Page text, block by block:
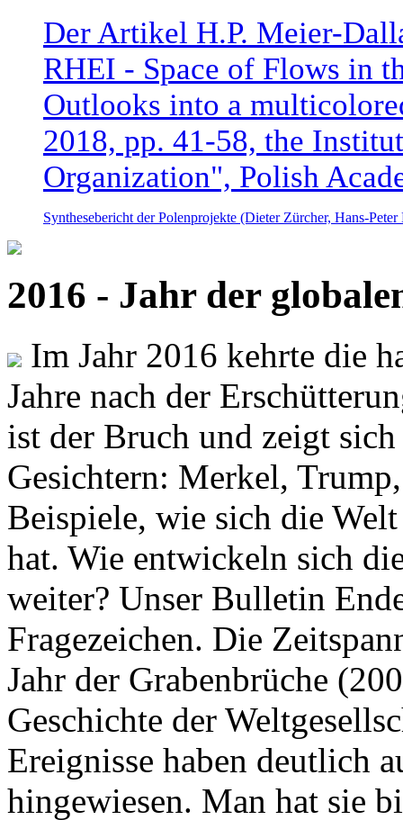
Der Artikel H.P. Meier-
RHEI - Space of Flows in
Outlooks into a
2018, pp. 41-58, the
Organization", Polish
Synthesebericht der Polenprojekte (Dieter Zürcher, Hans-
2016 - Jahr der
Im Jahr 2016 kehrte die
Jahre nach der
ist der Bruch und zeigt
Gesichtern: Merkel,
Beispiele, wie sich die
hat. Wie entwickeln sich
weiter? Unser Bulletin
Fragezeichen. Die
Jahr der Grabenbrüche
Geschichte der
Ereignisse haben deutlich
hingewiesen. Man hat sie